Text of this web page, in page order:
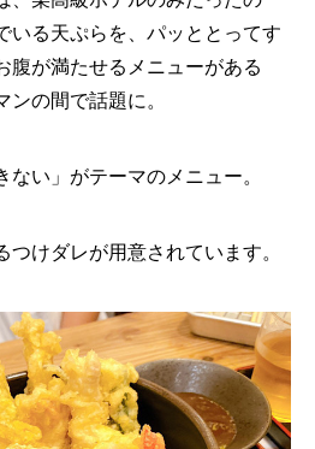
いる天ぷらを、パッととってす
腹が満たせるメニューがある
ンの間で話題に。
ない」がテーマのメニュー。
つけダレが用意されています。